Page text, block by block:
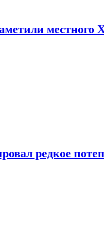
местного
редкое